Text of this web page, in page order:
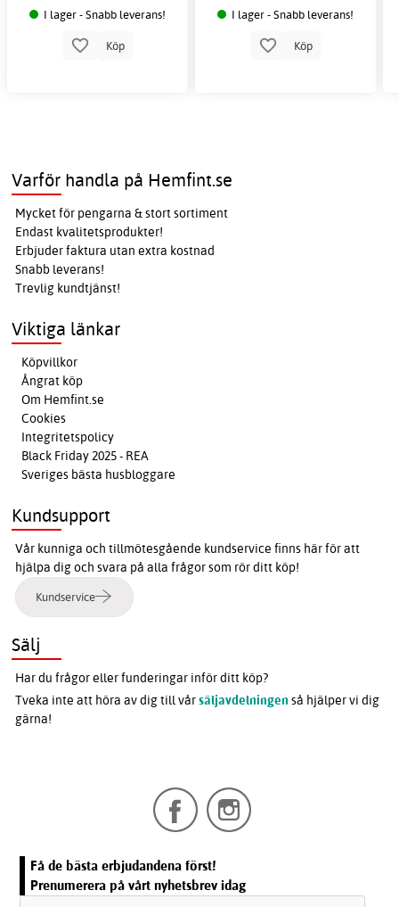
I lager - Snabb leverans!
Köp
I lager - Snabb leverans!
Köp
Varför handla på Hemfint.se
Mycket för pengarna & stort sortiment
Endast kvalitetsprodukter!
Erbjuder faktura utan extra kostnad
Snabb leverans!
Trevlig kundtjänst!
Viktiga länkar
Köpvillkor
Ångrat köp
Om Hemfint.se
Cookies
Integritetspolicy
Black Friday 2025 - REA
Sveriges bästa husbloggare
Kundsupport
Vår kunniga och tillmötesgående kundservice finns här för att
hjälpa dig och svara på alla frågor som rör ditt köp!
Kundservice
Sälj
Har du frågor eller funderingar inför ditt köp?
Tveka inte att höra av dig till vårsäljavdelningen så hjälper vi dig
gärna!
Få de bästa erbjudandena först!
Prenumerera på vårt nyhetsbrev idag